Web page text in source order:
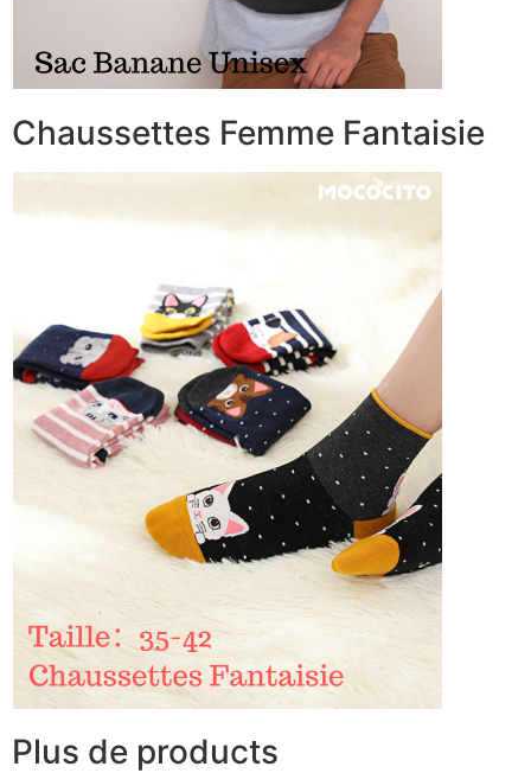
Chaussettes Femme Fantaisie
Plus de products